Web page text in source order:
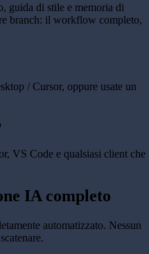
guida di stile e memoria di
branch: il workflow completo,
/ Cursor, oppure usate un
VS Code e qualsiasi client che
IA completo
automatizzato. Nessun